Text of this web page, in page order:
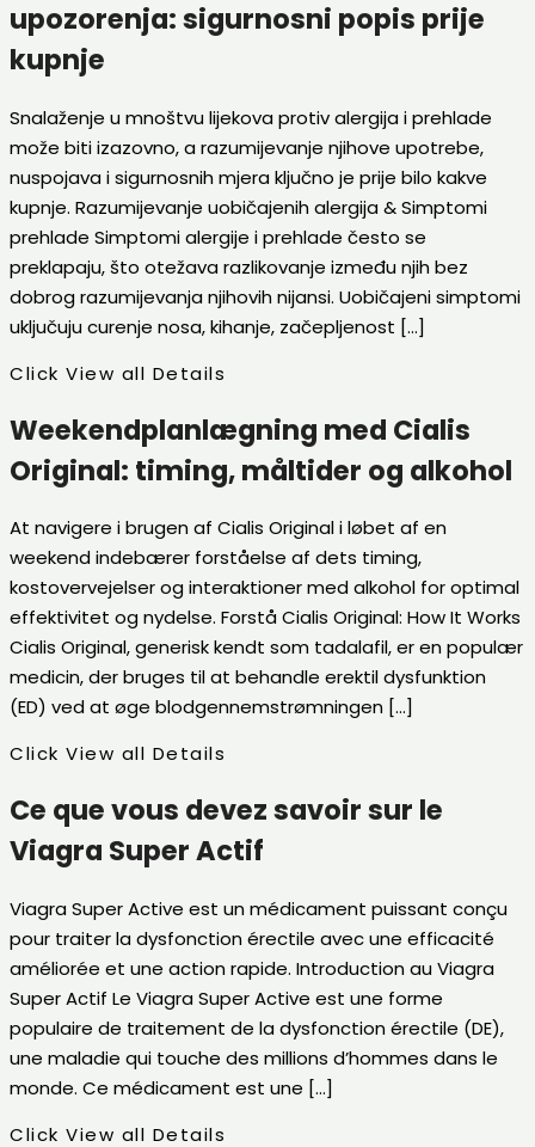
upozorenja: sigurnosni popis prije
kupnje
Snalaženje u mnoštvu lijekova protiv alergija i prehlade
može biti izazovno, a razumijevanje njihove upotrebe,
nuspojava i sigurnosnih mjera ključno je prije bilo kakve
kupnje. Razumijevanje uobičajenih alergija & Simptomi
prehlade Simptomi alergije i prehlade često se
preklapaju, što otežava razlikovanje između njih bez
dobrog razumijevanja njihovih nijansi. Uobičajeni simptomi
uključuju curenje nosa, kihanje, začepljenost […]
Click View all Details
Weekendplanlægning med Cialis
Original: timing, måltider og alkohol
At navigere i brugen af ​​Cialis Original i løbet af en
weekend indebærer forståelse af dets timing,
kostovervejelser og interaktioner med alkohol for optimal
effektivitet og nydelse. Forstå Cialis Original: How It Works
Cialis Original, generisk kendt som tadalafil, er en populær
medicin, der bruges til at behandle erektil dysfunktion
(ED) ved at øge blodgennemstrømningen […]
Click View all Details
Ce que vous devez savoir sur le
Viagra Super Actif
Viagra Super Active est un médicament puissant conçu
pour traiter la dysfonction érectile avec une efficacité
améliorée et une action rapide. Introduction au Viagra
Super Actif Le Viagra Super Active est une forme
populaire de traitement de la dysfonction érectile (DE),
une maladie qui touche des millions d’hommes dans le
monde. Ce médicament est une […]
Click View all Details